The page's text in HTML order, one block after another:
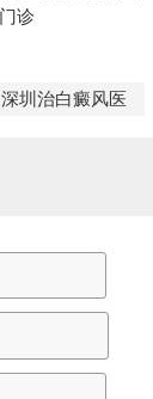
深圳治白癜风医